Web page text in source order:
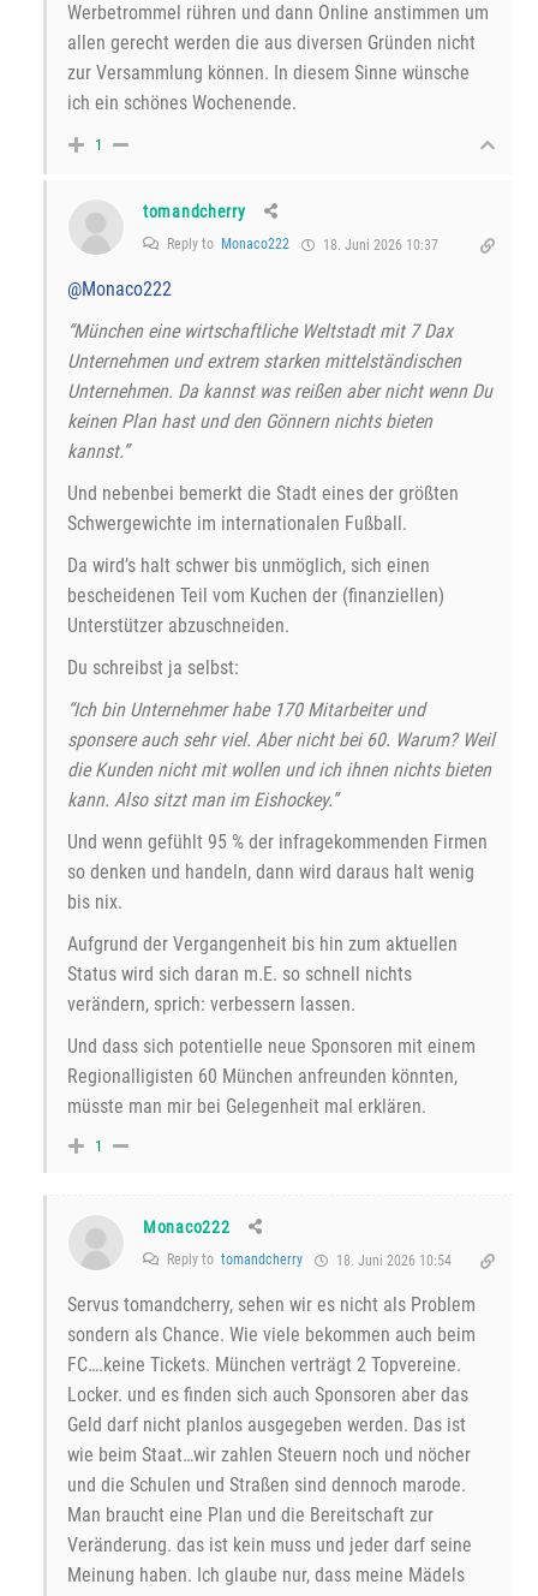
Werbetrommel rühren und dann Online anstimmen um
allen gerecht werden die aus diversen Gründen nicht
zur Versammlung können. In diesem Sinne wünsche
ich ein schönes Wochenende.
1
tomandcherry
Reply to Monaco222 18. Juni 2026 10:37
@Monaco222
“München eine wirtschaftliche Weltstadt mit 7 Dax
Unternehmen und extrem starken mittelständischen
Unternehmen. Da kannst was reißen aber nicht wenn Du
keinen Plan hast und den Gönnern nichts bieten
kannst.”
Und nebenbei bemerkt die Stadt eines der größten
Schwergewichte im internationalen Fußball.
Da wird’s halt schwer bis unmöglich, sich einen
bescheidenen Teil vom Kuchen der (finanziellen)
Unterstützer abzuschneiden.
Du schreibst ja selbst:
“Ich bin Unternehmer habe 170 Mitarbeiter und
sponsere auch sehr viel. Aber nicht bei 60. Warum? Weil
die Kunden nicht mit wollen und ich ihnen nichts bieten
kann. Also sitzt man im Eishockey.”
Und wenn gefühlt 95 % der infragekommenden Firmen
so denken und handeln, dann wird daraus halt wenig
bis nix.
Aufgrund der Vergangenheit bis hin zum aktuellen
Status wird sich daran m.E. so schnell nichts
verändern, sprich: verbessern lassen.
Und dass sich potentielle neue Sponsoren mit einem
Regionalligisten 60 München anfreunden könnten,
müsste man mir bei Gelegenheit mal erklären.
1
Monaco222
Reply to tomandcherry 18. Juni 2026 10:54
Servus tomandcherry, sehen wir es nicht als Problem
sondern als Chance. Wie viele bekommen auch beim
FC….keine Tickets. München verträgt 2 Topvereine.
Locker. und es finden sich auch Sponsoren aber das
Geld darf nicht planlos ausgegeben werden. Das ist
wie beim Staat…wir zahlen Steuern noch und nöcher
und die Schulen und Straßen sind dennoch marode.
Man braucht eine Plan und die Bereitschaft zur
Veränderung. das ist kein muss und jeder darf seine
Meinung haben. Ich glaube nur, dass meine Mädels